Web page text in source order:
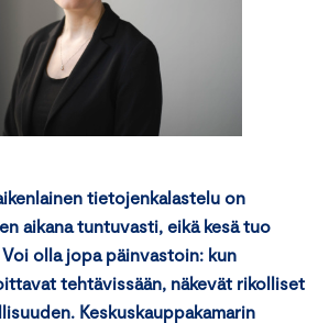
tietojenkalastelu on
aikana tuntuvasti, eikä kesä tuo
olla jopa päinvastoin: kun
tehtävissään, näkevät rikolliset
Keskuskauppakamarin